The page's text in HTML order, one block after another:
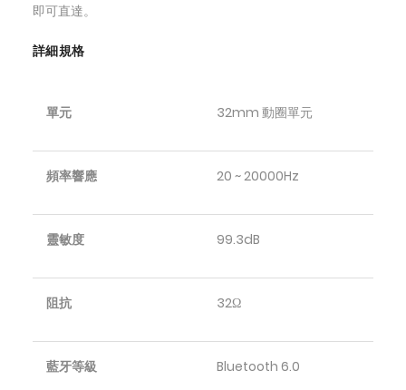
即可直達。
詳細規格
單元 32mm 動圈單元
頻率響應 20 ~ 20000Hz
靈敏度 99.3dB
阻抗 32Ω
藍牙等級 Bluetooth 6.0